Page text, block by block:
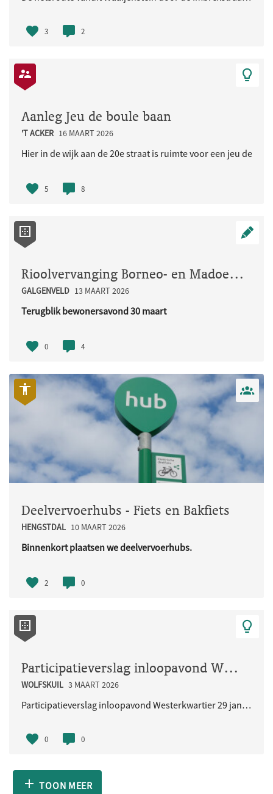
3 2
Aanleg Jeu de boule baan
'T ACKER 16 MAART 2026
Hier in de wijk aan de 20e straat is ruimte voor een jeu de
5 8
Rioolvervanging Borneo- en Madoerastraat
GALGENVELD 13 MAART 2026
Terugblik bewonersavond 30 maart
0 4
Deelvervoerhubs - Fiets en Bakfiets
HENGSTDAL 10 MAART 2026
Binnenkort plaatsen we deelvervoerhubs.
2 0
Participatieverslag inloopavond Westerkwartier 29 januari 2026
WOLFSKUIL 3 MAART 2026
Participatieverslag inloopavond Westerkwartier 29 januari 2026
0 0
TOON MEER